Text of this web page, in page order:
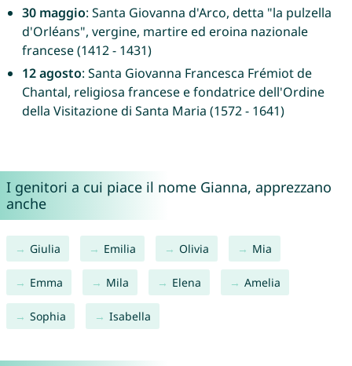
30 maggio: Santa Giovanna d'Arco, detta "la pulzella
d'Orléans", vergine, martire ed eroina nazionale
francese (1412 - 1431)
12 agosto: Santa Giovanna Francesca Frémiot de
Chantal, religiosa francese e fondatrice dell'Ordine
della Visitazione di Santa Maria (1572 - 1641)
I genitori a cui piace il nome Gianna, apprezzano
anche
Giulia Emilia Olivia Mia
Emma Mila Elena Amelia
Sophia Isabella